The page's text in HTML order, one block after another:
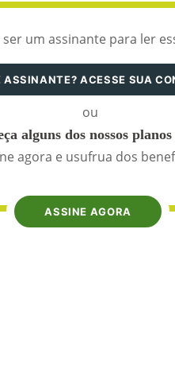
um assinante para ler
ASSINANTE? ACESSE SUA
ou
alguns dos nossos
agora e usufrua dos
ASSINE AGORA